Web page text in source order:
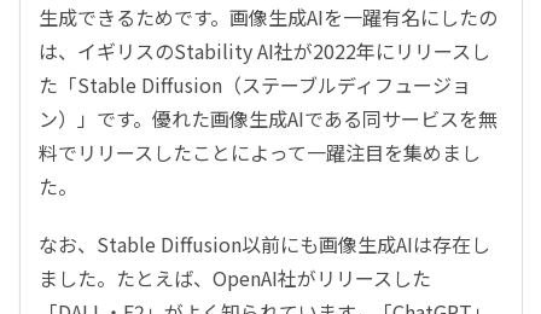
生成できるためです。画像生成AIを一躍有名にしたの
は、イギリスのStability AI社が2022年にリリースし
た「Stable Diffusion（ステーブルディフュージョ
ン）」です。優れた画像生成AIである同サービスを無
料でリリースしたことによって一躍注目を集めまし
た。
なお、Stable Diffusion以前にも画像生成AIは存在し
ました。たとえば、OpenAI社がリリースした